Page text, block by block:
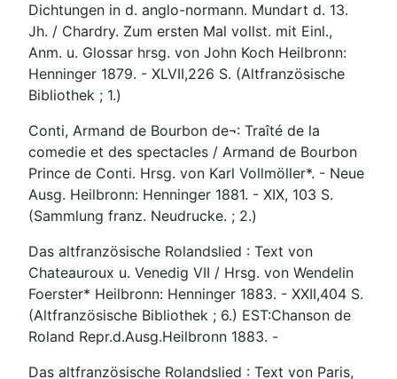
Dichtungen in d. anglo-normann. Mundart d. 13.
Jh. / Chardry. Zum ersten Mal vollst. mit Einl.,
Anm. u. Glossar hrsg. von John Koch Heilbronn:
Henninger 1879. - XLVII,226 S. (Altfranzösische
Bibliothek ; 1.)
Conti, Armand de Bourbon de¬: Traîté de la
comedie et des spectacles / Armand de Bourbon
Prince de Conti. Hrsg. von Karl Vollmöller*. - Neue
Ausg. Heilbronn: Henninger 1881. - XIX, 103 S.
(Sammlung franz. Neudrucke. ; 2.)
Das altfranzösische Rolandslied : Text von
Chateauroux u. Venedig VII / Hrsg. von Wendelin
Foerster* Heilbronn: Henninger 1883. - XXII,404 S.
(Altfranzösische Bibliothek ; 6.) EST:Chanson de
Roland Repr.d.Ausg.Heilbronn 1883. -
Das altfranzösische Rolandslied : Text von Paris,